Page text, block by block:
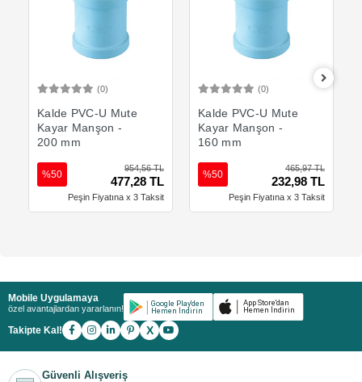
(0)
Kalde PVC-U Mute
Kayar Manşon -
200 mm
954,56 TL
477,28 TL
%50
Peşin Fiyatına x 3 Taksit
(0)
Kalde PVC-U Mute
Kayar Manşon -
160 mm
465,97 TL
232,98 TL
%50
Peşin Fiyatına x 3 Taksit
Mobile Uygulamaya
özel avantajlardan yararlanın!
Takipte Kal! X
Güvenli Alışveriş